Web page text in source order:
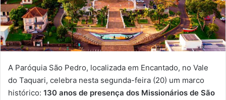
A Paróquia São Pedro, localizada em Encantado, no Vale
do Taquari, celebra nesta segunda-feira (20) um marco
histórico: 130 anos de presença dos Missionários de São